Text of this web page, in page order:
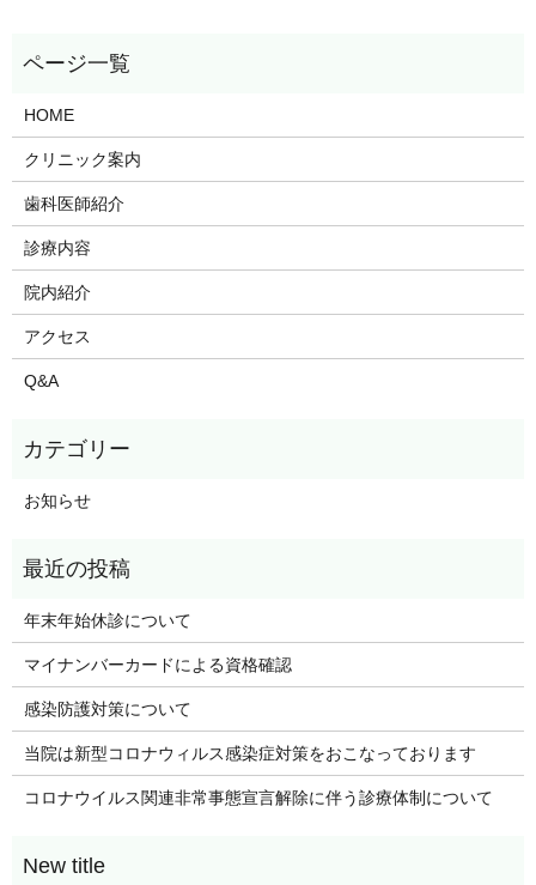
HOME
クリニック案内
歯科医師紹介
診療内容
院内紹介
アクセス
Q&A
お知らせ
年末年始休診について
マイナンバーカードによる資格確認
感染防護対策について
当院は新型コロナウィルス感染症対策をおこなっております
コロナウイルス関連非常事態宣言解除に伴う診療体制について